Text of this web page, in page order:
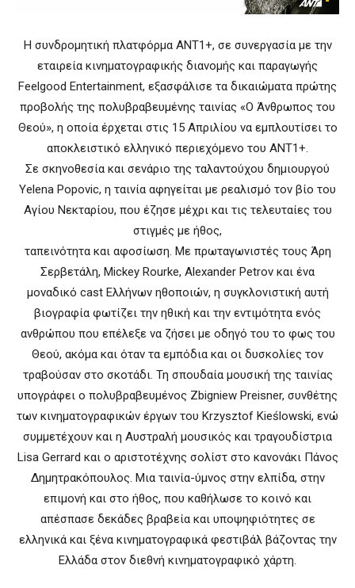
Η συνδρομητική πλατφόρμα ΑΝΤ1+, σε συνεργασία με την
εταιρεία κινηματογραφικής διανομής και παραγωγής
Feelgood Entertainment, εξασφάλισε τα δικαιώματα πρώτης
προβολής της πολυβραβευμένης ταινίας «O Άνθρωπος του
Θεού», η οποία έρχεται στις 15 Απριλίου να εμπλουτίσει το
αποκλειστικό ελληνικό περιεχόμενο του ΑΝΤ1+.
Σε σκηνοθεσία και σενάριο της ταλαντούχου δημιουργού
Yelena Popovic, η ταινία αφηγείται με ρεαλισμό τον βίο του
Αγίου Νεκταρίου, που έζησε μέχρι και τις τελευταίες του
στιγμές με ήθος,
ταπεινότητα και αφοσίωση. Με πρωταγωνιστές τους Άρη
Σερβετάλη, Mickey Rourke, Alexander Petrov και ένα
μοναδικό cast Ελλήνων ηθοποιών, η συγκλονιστική αυτή
βιογραφία φωτίζει την ηθική και την εντιμότητα ενός
ανθρώπου που επέλεξε να ζήσει με οδηγό του το φως του
Θεού, ακόμα και όταν τα εμπόδια και οι δυσκολίες τον
τραβούσαν στο σκοτάδι. Τη σπουδαία μουσική της ταινίας
υπογράφει ο πολυβραβευμένος Ζbigniew Preisner, συνθέτης
των κινηματογραφικών έργων του Krzysztof Kieślowski, ενώ
συμμετέχουν και η Αυστραλή μουσικός και τραγουδίστρια
Lisa Gerrard και ο αριστοτέχνης σολίστ στο κανονάκι Πάνος
Δημητρακόπουλος. Μια ταινία-ύμνος στην ελπίδα, στην
επιμονή και στο ήθος, που καθήλωσε το κοινό και
απέσπασε δεκάδες βραβεία και υποψηφιότητες σε
ελληνικά και ξένα κινηματογραφικά φεστιβάλ βάζοντας την
Ελλάδα στον διεθνή κινηματογραφικό χάρτη.